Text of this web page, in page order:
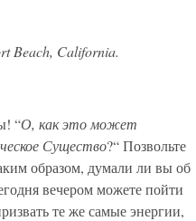
Beach, California.
“О, как это может
Существо?“ Позвольте
образом, думали ли вы об
вечером можете пойти
те же самые энергии,